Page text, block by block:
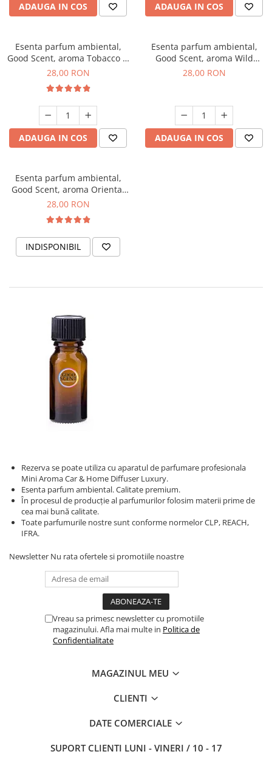
ADAUGA IN COS ADAUGA IN COS
Esenta parfum ambiental,
Good Scent, aroma Tobacco &
Vanilla, 20 g
28,00 RON
ADAUGA IN COS
Esenta parfum ambiental,
Good Scent, aroma Wild
Sailor, 20 g
28,00 RON
ADAUGA IN COS
Esenta parfum ambiental,
Good Scent, aroma Oriental
Amber, 20 g
28,00 RON
INDISPONIBIL
Rezerva se poate utiliza cu aparatul de parfumare profesionala
Mini Aroma Car & Home Diffuser Luxury.
Esenta parfum ambiental. Calitate premium.
În procesul de producție al parfumurilor folosim materii prime de
cea mai bună calitate.
Toate parfumurile nostre sunt conforme normelor CLP, REACH,
IFRA.
Newsletter Nu rata ofertele si promotiile noastre
Vreau sa primesc newsletter cu promotiile
magazinului. Afla mai multe in Politica de
Confidentialitate
MAGAZINUL MEU
CLIENTI
DATE COMERCIALE
SUPORT CLIENTI LUNI - VINERI / 10 - 17